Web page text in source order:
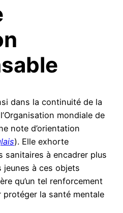
dans la continuité de la
mondiale de
note d’orientation
). Elle exhorte
sanitaires à encadrer plus
jeunes à ces objets
qu’un tel renforcement
la santé mentale